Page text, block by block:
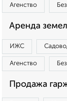
Агенство
Аренда
ИЖС
Агенство
Продажа